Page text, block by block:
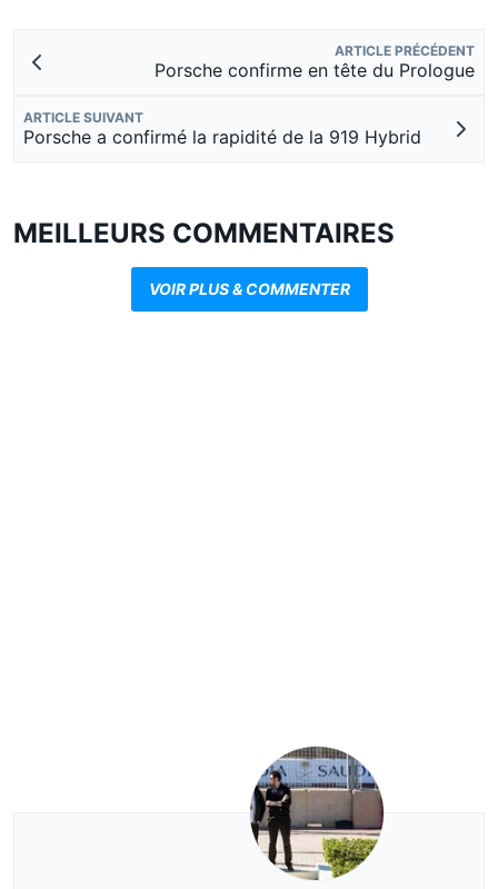
ARTICLE PRÉCÉDENT
Porsche confirme en tête du Prologue
ARTICLE SUIVANT
Porsche a confirmé la rapidité de la 919 Hybrid
MEILLEURS COMMENTAIRES
VOIR PLUS & COMMENTER